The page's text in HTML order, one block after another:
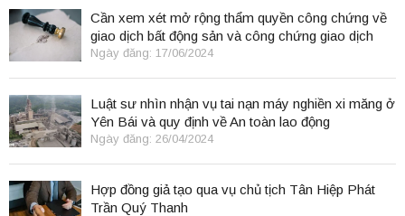
Cần xem xét mở rộng thẩm quyền công chứng về
giao dịch bất động sản và công chứng giao dịch
điện tử.
Ngày đăng: 17/06/2024
Luật sư nhìn nhận vụ tai nạn máy nghiền xi măng ở
Yên Bái và quy định về An toàn lao động
Ngày đăng: 26/04/2024
Hợp đồng giả tạo qua vụ chủ tịch Tân Hiệp Phát
Trần Quý Thanh